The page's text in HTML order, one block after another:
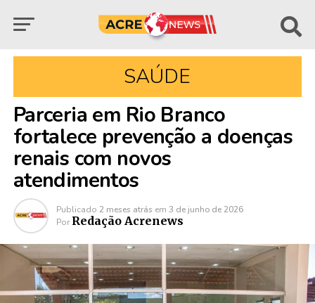
SAÚDE
Parceria em Rio Branco
fortalece prevenção a doenças
renais com novos
atendimentos
Publicado 2 meses atrás em 3 de junho de 2026
Por Redação Acrenews